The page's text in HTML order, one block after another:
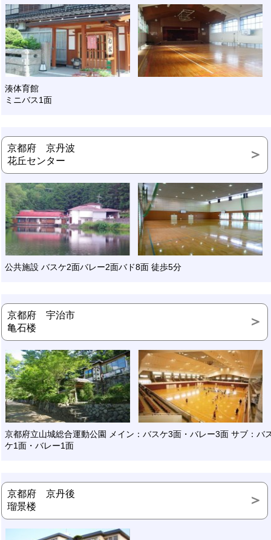
湊体育館
ミニバス1面
京都府 京丹波
花丘センター
公共施設 バスケ2面バレー2面バド8面 徒歩5分
京都府 宇治市
亀石楼
京都府立山城総合運動公園 メイン：バスケ3面・バレー3面 サブ：バ
ケ1面・バレー1面
京都府 京丹後
瑠景楼